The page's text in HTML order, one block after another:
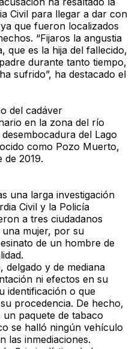
Civil para llegar a dar con
que fueron localizados
“Fijaros la angustia
que es la hija del fallecido,
durante tanto tiempo,
sufrido”, ha destacado el
del cadáver
en la zona del río
del Lago
como Pozo Muerto,
de 2019.
una larga investigación
Civil y la Policía
a tres ciudadanos
mujer, por su
de un hombre de
delgado y de mediana
ni efectos en su
identificación o que
procedencia. De hecho,
paquete de tabaco
se halló ningún vehículo
las inmediaciones.